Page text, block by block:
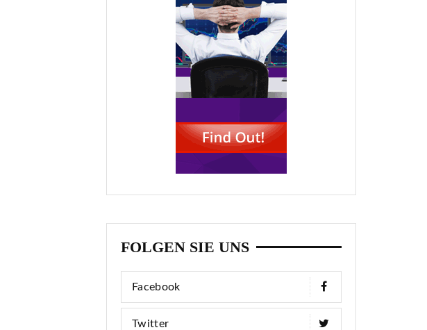
FOLGEN SIE UNS
Facebook
Twitter